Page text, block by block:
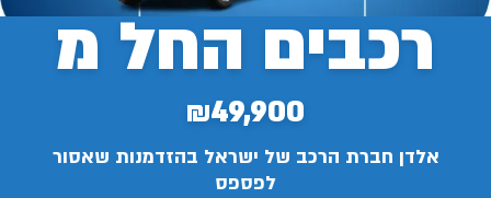
רכבים החל מ
₪49,900
אלדן חברת הרכב של ישראל בהזדמנות שאסור
לפספס